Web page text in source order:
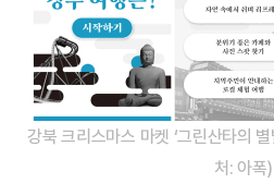
강북 크리스마스 마켓 ‘그린산타의
처: 아폭)